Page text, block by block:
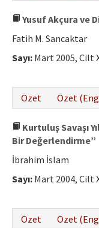
Yusuf Akçura ve
Fatih M. Sancaktar
Sayı: Mart 2005, Cilt
Özet
Özet
Kurtuluş Savaşı
Bir Değerlendirme”
İbrahim İslam
Sayı: Mart 2004, Cilt
Özet
Özet